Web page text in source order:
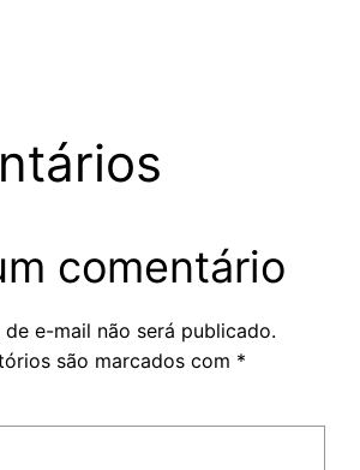
comentário
de e-mail não será publicado.
são marcados com *